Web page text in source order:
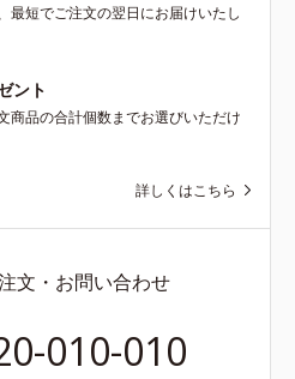
最短でご注文の翌日にお届けいたし
ント
商品の合計個数までお選びいただけ
詳しくはこちら
文・お問い合わせ
010-010